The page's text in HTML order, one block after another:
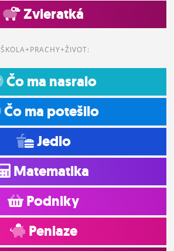
Zvieratká
ŠKOLA+PRACHY+ŽIVOT:
Čo ma nasralo
Čo ma potešilo
Jedlo
Matematika
Podniky
Peniaze